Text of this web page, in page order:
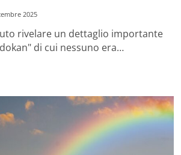
2025
rivelare un dettaglio importante
di cui nessuno era…